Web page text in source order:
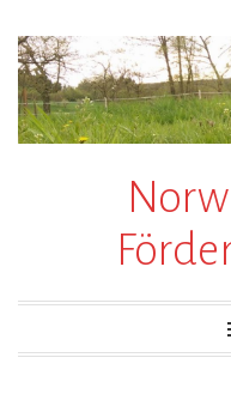
Zum
Inhalt
springen